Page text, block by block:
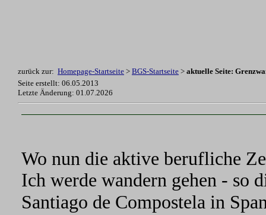
zurück zur: Homepage-Startseite > BGS-Startseite > aktuelle Seite:
Seite erstellt: 06.05.2013
Letzte Änderung: 01.07.2026
Wo nun die aktive berufliche
Ich werde wandern gehen - so
Santiago de Compostela in